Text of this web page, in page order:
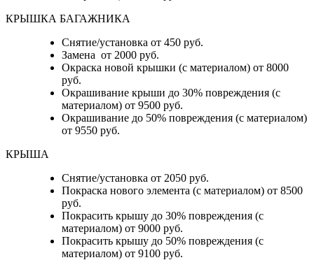
КРЫШКА БАГАЖНИКА
Снятие/установка от 450 руб.
Замена от 2000 руб.
Окраска новой крышки (с материалом) от 8000
руб.
Окрашивание крыши до 30% повреждения (с
материалом) от 9500 руб.
Окрашивание до 50% повреждения (с материалом)
от 9550 руб.
КРЫША
Снятие/установка от 2050 руб.
Покраска нового элемента (с материалом) от 8500
руб.
Покрасить крышу до 30% повреждения (с
материалом) от 9000 руб.
Покрасить крышу до 50% повреждения (с
материалом) от 9100 руб.